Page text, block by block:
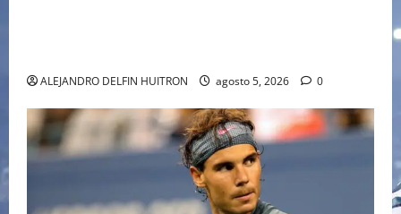
ALEJANDRO DELFIN HUITRON agosto 5, 2026 0